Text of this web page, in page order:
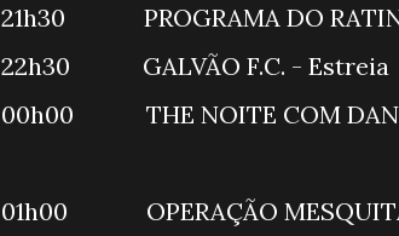
21h30
22h30
00h00 THE
01h00